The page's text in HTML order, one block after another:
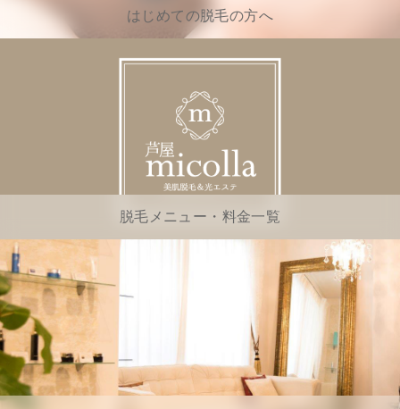
はじめての脱毛の方へ
脱毛メニュー・料金一覧